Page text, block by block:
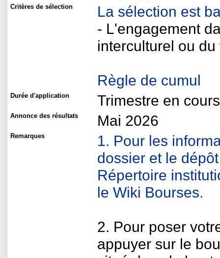
Critères de sélection
La sélection est
- L'engagement
interculturel ou
Règle de cumul
Durée d'application Trimestre en cours
Annonce des résultats Mai 2026
Remarques
1. Pour les
dossier et le
Répertoire
le Wiki Bourses.
2. Pour poser
appuyer sur le